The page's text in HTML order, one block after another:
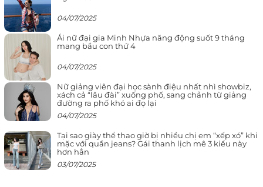
04/07/2025
Ái nữ đại gia Minh Nhựa năng động suốt 9 tháng
mang bầu con thứ 4
04/07/2025
Nữ giảng viên đại học sành điệu nhất nhì showbiz,
xách cả “lâu đài” xuống phố, sang chảnh từ giảng
đường ra phố khó ai đọ lại
04/07/2025
Tại sao giày thể thao giờ bị nhiều chị em “xếp xó” khi
mặc với quần jeans? Gái thanh lịch mê 3 kiểu này
hơn hẳn
03/07/2025